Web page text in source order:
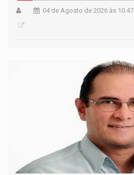
04 de Agosto de 2026 às 10:47